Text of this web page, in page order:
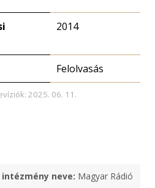
2014
Felolvasás
2025. 06. 11.
neve: Magyar Rádió